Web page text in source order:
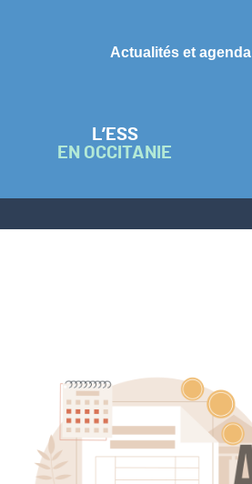
Actualités et agenda
L’ESS
EN OCCITANIE